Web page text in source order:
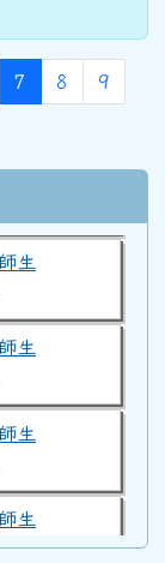
7 (目前頁次)
8 9